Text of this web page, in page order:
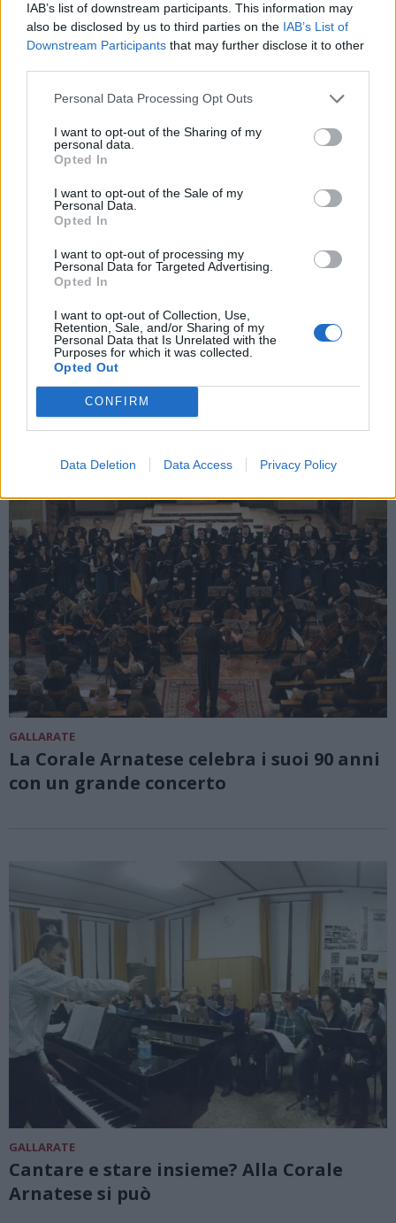
IAB’s list of downstream participants. This information may
also be disclosed by us to third parties on the IAB’s List of
Downstream Participants that may further disclose it to other
Personal Data Processing Opt Outs
I want to opt-out of the Sharing of my
personal data.
Opted In
I want to opt-out of the Sale of my
Personal Data.
Opted In
I want to opt-out of processing my
Personal Data for Targeted Advertising.
Opted In
I want to opt-out of Collection, Use,
Retention, Sale, and/or Sharing of my
Personal Data that Is Unrelated with the
Purposes for which it was collected.
Opted Out
CONFIRM
Data Deletion Data Access Privacy Policy
SESTO CALENDE - TAINO
“L’opera in soffitta a Terezín” per la
Giornata della Memoria
GALLARATE
La Corale Arnatese celebra i suoi 90 anni
con un grande concerto
GALLARATE
Cantare e stare insieme? Alla Corale
Arnatese si può